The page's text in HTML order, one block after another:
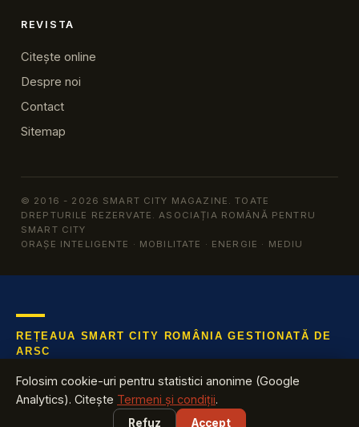
REVISTA
Citește online
Despre noi
Contact
Sitemap
© 2016 - 2026 SMART CITY MAGAZINE. TOATE
DREPTURILE REZERVATE. ASOCIAȚIA ROMÂNĂ PENTRU
SMART CITY
ORAȘE INTELIGENTE · MOBILITATE · ENERGIE · MEDIU
Folosim cookie-uri pentru statistici anonime (Google
Analytics). Citește Termeni și condiții.
Refuz Accept
REȚEAUA SMART CITY ROMÂNIA GESTIONATĂ DE
ARSC
creștere din România